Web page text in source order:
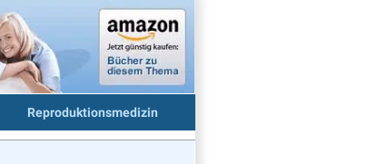
Reproduktionsmedizin